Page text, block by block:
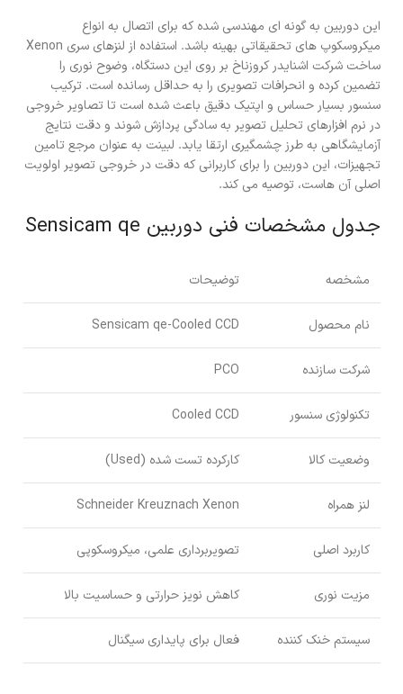
این دوربین به گونه ای مهندسی شده که برای اتصال به انواع
میکروسکوپ های تحقیقاتی بهینه باشد. استفاده از لنزهای سری Xenon
ساخت شرکت اشنایدر کروزناخ بر روی این دستگاه، وضوح نوری را
تضمین کرده و انحرافات تصویری را به حداقل رسانده است. ترکیب
سنسور بسیار حساس و اپتیک دقیق باعث شده است تا تصاویر خروجی
در نرم افزارهای تحلیل تصویر به سادگی پردازش شوند و دقت نتایج
آزمایشگاهی به طرز چشمگیری ارتقا یابد. لبینت به عنوان مرجع تامین
تجهیزات، این دوربین را برای کاربرانی که دقت در خروجی تصویر اولویت
اصلی آن هاست، توصیه می کند.
جدول مشخصات فنی دوربین Sensicam qe
مشخصه توضیحات
نام محصول Sensicam qe-Cooled CCD
شرکت سازنده PCO
تکنولوژی سنسور Cooled CCD
وضعیت کالا کارکرده تست شده (Used)
لنز همراه Schneider Kreuznach Xenon
کاربرد اصلی تصویربرداری علمی، میکروسکوپی
مزیت نوری کاهش نویز حرارتی و حساسیت بالا
سیستم خنک کننده فعال برای پایداری سیگنال